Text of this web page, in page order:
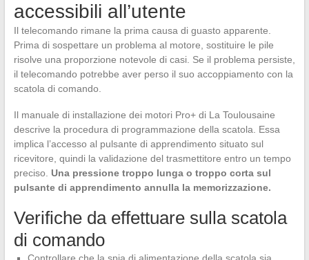
accessibili all’utente
Il telecomando rimane la prima causa di guasto apparente.
Prima di sospettare un problema al motore, sostituire le pile
risolve una proporzione notevole di casi. Se il problema persiste,
il telecomando potrebbe aver perso il suo accoppiamento con la
scatola di comando.
Il manuale di installazione dei motori Pro+ di La Toulousaine
descrive la procedura di programmazione della scatola. Essa
implica l’accesso al pulsante di apprendimento situato sul
ricevitore, quindi la validazione del trasmettitore entro un tempo
preciso. Una pressione troppo lunga o troppo corta sul
pulsante di apprendimento annulla la memorizzazione.
Verifiche da effettuare sulla scatola
di comando